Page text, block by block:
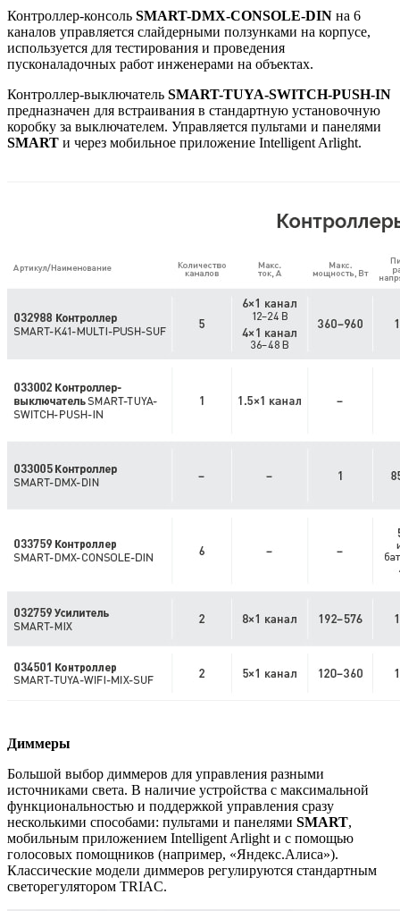
Контроллер-консоль SMART-DMX-CONSOLE-DIN на 6
каналов управляется слайдерными ползунками на корпусе,
используется для тестирования и проведения
пусконаладочных работ инженерами на объектах.
Контроллер-выключатель SMART-TUYA-SWITCH-PUSH-IN
предназначен для встраивания в стандартную установочную
коробку за выключателем. Управляется пультами и панелями
SMART и через мобильное приложение Intelligent Arlight.
Диммеры
Большой выбор диммеров для управления разными
источниками света. В наличие устройства с максимальной
функциональностью и поддержкой управления сразу
несколькими способами: пультами и панелями SMART,
мобильным приложением Intelligent Arlight и с помощью
голосовых помощников (например, «Яндекс.Алиса»).
Классические модели диммеров регулируются стандартным
светорегулятором TRIAC.